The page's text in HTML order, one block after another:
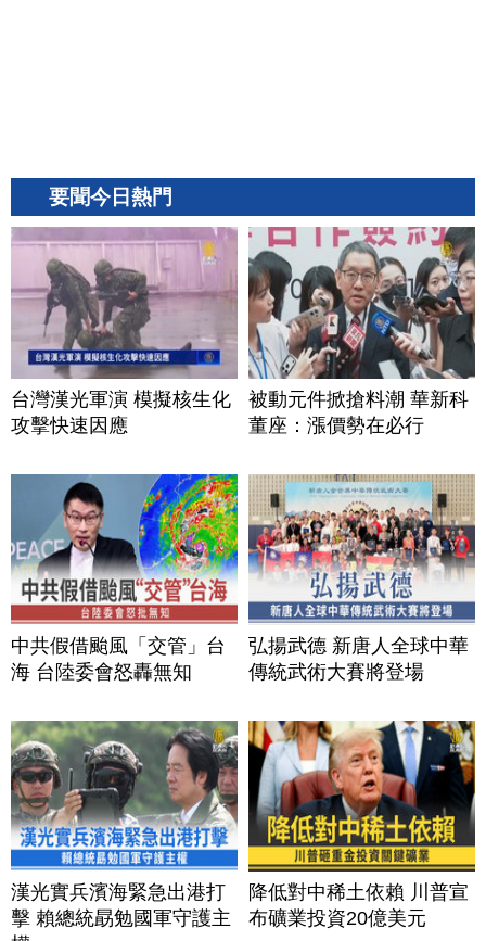
要聞今日熱門
台灣漢光軍演 模擬核生化
攻擊快速因應
被動元件掀搶料潮 華新科
董座：漲價勢在必行
中共假借颱風「交管」台
海 台陸委會怒轟無知
弘揚武德 新唐人全球中華
傳統武術大賽將登場
漢光實兵濱海緊急出港打
擊 賴總統勗勉國軍守護主
降低對中稀土依賴 川普宣
布礦業投資20億美元